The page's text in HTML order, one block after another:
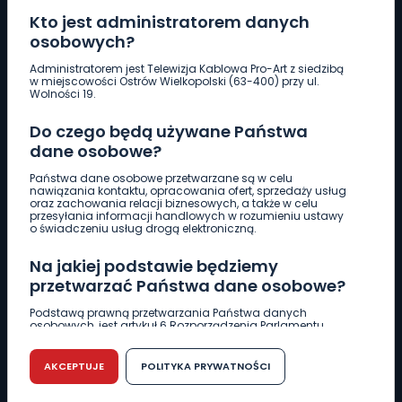
Kto jest administratorem danych
osobowych?
Administratorem jest Telewizja Kablowa Pro-Art z siedzibą
w miejscowości Ostrów Wielkopolski (63-400) przy ul.
Wolności 19.
Do czego będą używane Państwa
dane osobowe?
Państwa dane osobowe przetwarzane są w celu
nawiązania kontaktu, opracowania ofert, sprzedaży usług
oraz zachowania relacji biznesowych, a także w celu
przesyłania informacji handlowych w rozumieniu ustawy
o świadczeniu usług drogą elektroniczną.
Na jakiej podstawie będziemy
przetwarzać Państwa dane osobowe?
Podstawą prawną przetwarzania Państwa danych
osobowych, jest artykuł 6 Rozporządzenia Parlamentu
r. w sprawie ochrony osób fizycznych w związku z
przetwarzaniem danych osobowych w sprawie
swobodnego przepływu takich danych oraz uchylenia
dyrektywy 95/46/WE (RODO).
AKCEPTUJE POLITYKA PRYWATNOŚCI
Pobierz logotyp
661 997 997
REDAKCJA
62 735 22 22redakcja@wlkp24.info
DZIAŁ REKLAMY
62 735 01 85 reklama@wlkp24.info
WIADOMOŚCI
CIEKAWOSTKI